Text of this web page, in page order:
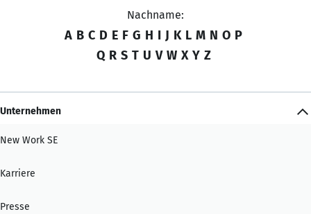
Nachname:
A B C D E F G H I J K L M N O P
Q R S T U V W X Y Z
Unternehmen
New Work SE
Karriere
Presse